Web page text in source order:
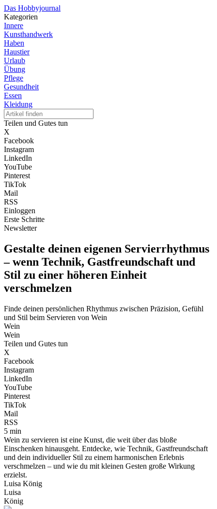
Das Hobbyjournal
Kategorien
Innere
Kunsthandwerk
Haben
Haustier
Urlaub
Übung
Pflege
Gesundheit
Essen
Kleidung
Teilen und Gutes tun
X
Facebook
Instagram
LinkedIn
YouTube
Pinterest
TikTok
Mail
RSS
Einloggen
Erste Schritte
Newsletter
Gestalte deinen eigenen Servierrhythmus
– wenn Technik, Gastfreundschaft und
Stil zu einer höheren Einheit
verschmelzen
Finde deinen persönlichen Rhythmus zwischen Präzision, Gefühl
und Stil beim Servieren von Wein
Wein
Wein
Teilen und Gutes tun
X
Facebook
Instagram
LinkedIn
YouTube
Pinterest
TikTok
Mail
RSS
5 min
Wein zu servieren ist eine Kunst, die weit über das bloße
Einschenken hinausgeht. Entdecke, wie Technik, Gastfreundschaft
und dein individueller Stil zu einem harmonischen Erlebnis
verschmelzen – und wie du mit kleinen Gesten große Wirkung
erzielst.
Luisa König
Luisa
König